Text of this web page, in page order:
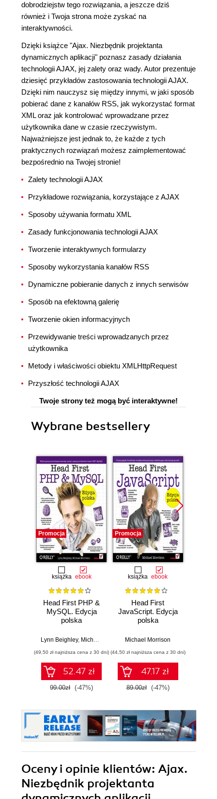
dobrodziejstw tego rozwiązania, a jeszcze dziś
również i Twoja strona może zyskać na
interaktywności.
Dzięki książce "Ajax. Niezbędnik projektanta
dynamicznych aplikacji" poznasz zasady działania
technologii AJAX, jej zalety oraz wady. Autor prezentuje
dziesięć przykładów zastosowania technologii AJAX.
Dzięki nim nauczysz się między innymi, w jaki sposób
pobierać dane z kanałów RSS, jak wykorzystać format
XML oraz jak kontrolować wprowadzane przez
użytkownika dane w czasie rzeczywistym.
Najważniejsze jest jednak to, że każde z tych
praktycznych rozwiązań możesz zaimplementować
bezpośrednio na Twojej stronie!
Zalety technologii AJAX
Przykładowe rozwiązania, korzystające z AJAX
Sposoby używania formatu XML
Zasady funkcjonowania technologii AJAX
Tworzenie interaktywnych formularzy
Sposoby wykorzystania kanałów RSS
Dynamiczne pobieranie danych z innych serwisów
Sposób na efektowną galerię
Tworzenie okien informacyjnych
Przewidywanie treści wprowadzanych przez
użytkownika
Metody i właściwości obiektu XMLHttpRequest
Przyszłość technologii AJAX
Twoje strony też mogą być interaktywne!
Wybrane bestsellery
Promocja
książka ebook
Head First PHP &
MySQL. Edycja
polska
Lynn Beighley, Michael Morrison
(49,50 zł najniższa cena z 30 dni)
52.47 zł
99.00zł (-47%)
Promocja
książka ebook
Head First
JavaScript. Edycja
polska
Michael Morrison
(44,50 zł najniższa cena z 30 dni)
47.17 zł
89.00zł (-47%)
Oceny i opinie klientów: Ajax.
Niezbędnik projektanta